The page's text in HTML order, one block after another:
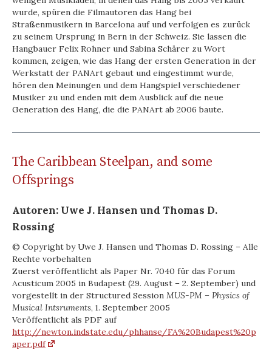
wurde, spüren die Filmautoren das Hang bei
Straßenmusikern in Barcelona auf und verfolgen es zurück
zu seinem Ursprung in Bern in der Schweiz. Sie lassen die
Hangbauer Felix Rohner und Sabina Schärer zu Wort
kommen, zeigen, wie das Hang der ersten Generation in der
Werkstatt der PANArt gebaut und eingestimmt wurde,
hören den Meinungen und dem Hangspiel verschiedener
Musiker zu und enden mit dem Ausblick auf die neue
Generation des Hang, die die PANArt ab 2006 baute.
The Caribbean Steelpan, and some
Offsprings
Autoren: Uwe J. Hansen und Thomas D.
Rossing
© Copyright by Uwe J. Hansen und Thomas D. Rossing – Alle
Rechte vorbehalten
Zuerst veröffentlicht als Paper Nr. 7040 für das Forum
Acusticum 2005 in Budapest (29. August – 2. September) und
vorgestellt in der Structured Session MUS-PM – Physics of
Musical Intsruments, 1. September 2005
Veröffentlicht als PDF auf
http://newton.indstate.edu/phhanse/FA%20Budapest%20p
aper.pdf